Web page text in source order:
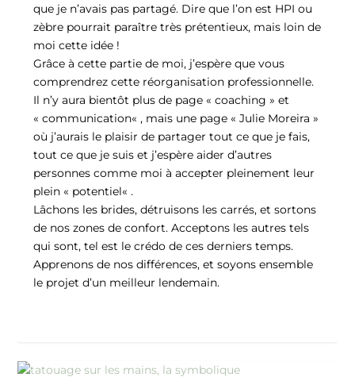
que je n’avais pas partagé. Dire que l’on est HPI ou
zèbre pourrait paraître très prétentieux, mais loin de
moi cette idée !
Grâce à cette partie de moi, j’espère que vous
comprendrez cette réorganisation professionnelle.
Il n’y aura bientôt plus de page « coaching » et
« communication« , mais une page « Julie Moreira »
où j’aurais le plaisir de partager tout ce que je fais,
tout ce que je suis et j’espère aider d’autres
personnes comme moi à accepter pleinement leur
plein « potentiel« .
Lâchons les brides, détruisons les carrés, et sortons
de nos zones de confort. Acceptons les autres tels
qui sont, tel est le crédo de ces derniers temps.
Apprenons de nos différences, et soyons ensemble
le projet d’un meilleur lendemain.